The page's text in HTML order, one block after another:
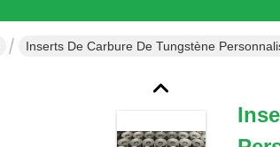
Inserts De Carbure De Tungstène